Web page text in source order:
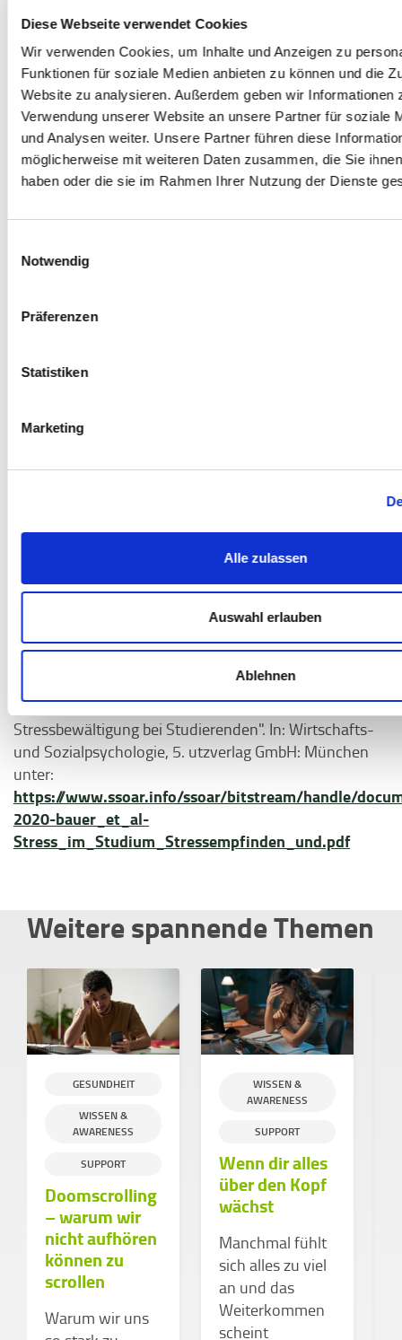
Diese Webseite verwendet Cookies
Wir verwenden Cookies, um Inhalte und Anzeigen zu
Funktionen für soziale Medien anbieten zu können und die
Website zu analysieren. Außerdem geben wir Informationen
Verwendung unserer Website an unsere Partner für soziale
und Analysen weiter. Unsere Partner führen diese
möglicherweise mit weiteren Daten zusammen, die Sie
haben oder die sie im Rahmen Ihrer Nutzung der Dienste
Notwendig
Präferenzen
Statistiken
Marketing
Alle zulassen
Auswahl erlauben
Ablehnen
7Mind bringt mit Meditation und Achtsamkeit mehr
psychische Gesundheit.
Vgl. Zick, Isabella (2023): "Mental-Health-Barometer
2022: Der Hälfte der Studierenden geht es mental
schlecht" unter:https://studo.com/at/blog/mental-
Vgl. Bauer, M. J., & Seppelfricke, T. (Hrsg.) (2020):
"Stress im Studium: Stressempfinden und
Stressbewältigung bei Studierenden". In: Wirtschafts-
und Sozialpsychologie, 5. utzverlag GmbH: München
unter:
https://www.ssoar.info/ssoar/bitstream/handle/
2020-bauer_et_al-
Stress_im_Studium_Stressempfinden_und.pdf
Weitere spannende Themen
GESUNDHEIT
WISSEN &
AWARENESS
SUPPORT
Doomscrolling
– warum wir
nicht aufhören
können zu
scrollen
Warum wir uns
WISSEN &
AWARENESS
SUPPORT
Wenn dir alles
über den Kopf
wächst
Manchmal fühlt
sich alles zu viel
an und das
Weiterkommen
scheint